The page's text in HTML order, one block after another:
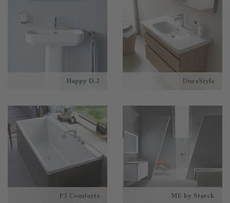
DuraStyle
Happy D.2
ME by Starck
P3 Comforts